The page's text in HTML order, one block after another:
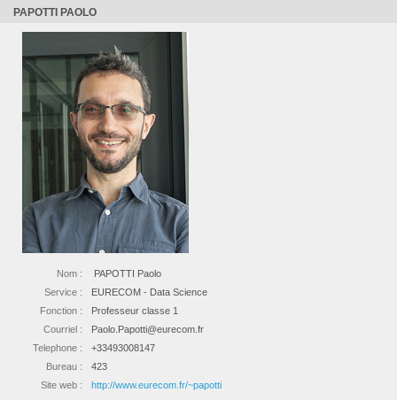
PAPOTTI PAOLO
Nom :
PAPOTTI Paolo
Service :
EURECOM - Data Science
Fonction :
Professeur classe 1
Courriel :
Paolo.Papotti@eurecom.fr
Telephone :
+33493008147
Bureau :
423
Site web :
http://www.eurecom.fr/~papotti